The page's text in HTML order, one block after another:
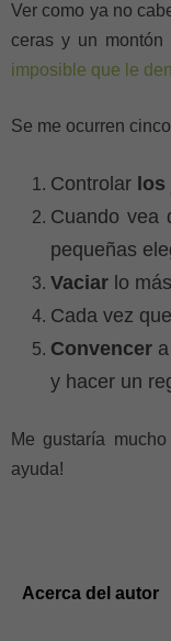
Ver como ya no
ceras y un
imposible que le
Se me ocurren
Controlar
Cuando vea
pequeñas
Vaciar lo
Cada vez
Convencer
y hacer un
Me gustaría
ayuda!
Acerca del autor